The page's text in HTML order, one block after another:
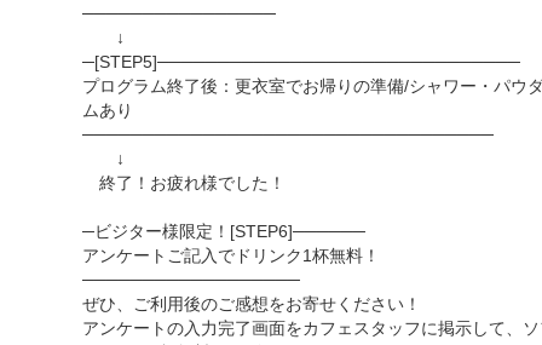
────────────────
↓
─[STEP5]──────────────────────────────
プログラム終了後：更衣室でお帰りの準備/シャワー・パウ
ムあり
──────────────────────────────────
↓
終了！お疲れ様でした！
─ビジター様限定！[STEP6]──────
アンケートご記入でドリンク1杯無料！
──────────────────
ぜひ、ご利用後のご感想をお寄せください！
アンケートの入力完了画面をカフェスタッフに掲示して、